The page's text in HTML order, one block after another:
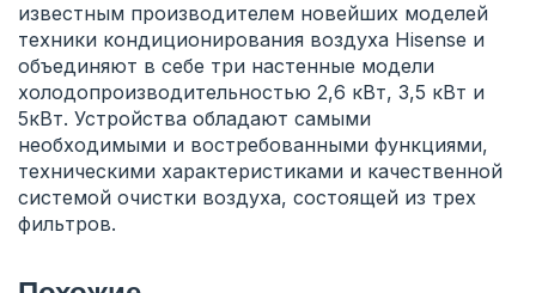
известным производителем новейших моделей
техники кондиционирования воздуха Hisense и
объединяют в себе три настенные модели
холодопроизводительностью 2,6 кВт, 3,5 кВт и
5кВт. Устройства обладают самыми
необходимыми и востребованными функциями,
техническими характеристиками и качественной
системой очистки воздуха, состоящей из трех
фильтров.